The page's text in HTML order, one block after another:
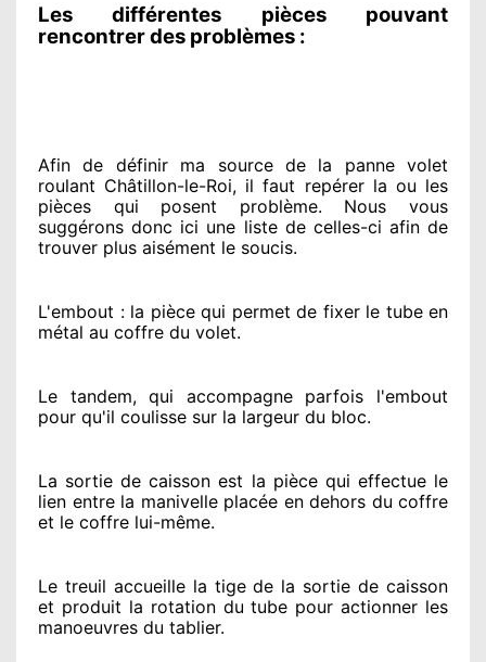
Les différentes pièces pouvant
rencontrer des problèmes :
Afin de définir ma sourcede la panne volet
roulant Châtillon-le-Roi, il faut repérerla ou les
pièces qui posent problème. Nous vous
suggérons donc ici une liste de celles-ci afin de
trouver plus aisément le soucis.
L'embout : la pièce qui permet de fixer le tube en
métal au coffre du volet.
Le tandem, qui accompagne parfois l'embout
pour qu'il coulisse sur la largeur du bloc.
La sortie de caisson est la pièce qui effectuele
lien entre la manivelle placée en dehors du coffre
et le coffre lui-même.
Le treuil accueille la tige de la sortie de caisson
et produit la rotation du tube pour actionner les
manoeuvres du tablier.